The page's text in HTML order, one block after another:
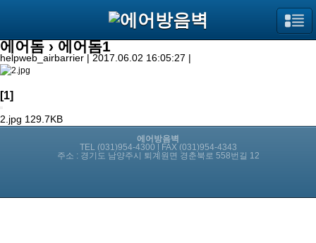
에어돔 › 에어돔1
helpweb_airbarrier | 2017.06.02 16:05:27 |
[1]
2.jpg 129.7KB
에어방음벽
TEL (031)954-4300 | FAX (031)954-4343
주소 : 경기도 남양주시 퇴계원면 경춘북로 558번길 12